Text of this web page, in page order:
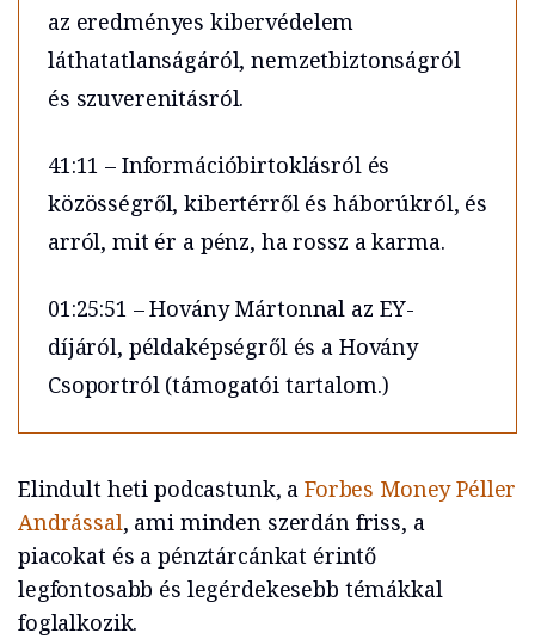
az eredményes kibervédelem
láthatatlanságáról, nemzetbiztonságról
és szuverenitásról.
41:11 – Információbirtoklásról és
közösségről, kibertérről és háborúkról, és
arról, mit ér a pénz, ha rossz a karma.
01:25:51 – Hovány Mártonnal az EY-
díjáról, példaképségről és a Hovány
Csoportról (támogatói tartalom.)
Elindult heti podcastunk, a Forbes Money Péller
Andrással, ami minden szerdán friss, a
piacokat és a pénztárcánkat érintő
legfontosabb és legérdekesebb témákkal
foglalkozik.